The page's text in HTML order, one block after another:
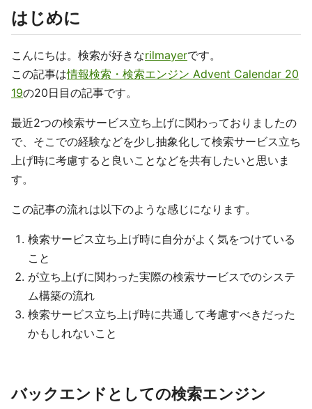
はじめに
こんにちは。検索が好きなrilmayerです。
この記事は情報検索・検索エンジン Advent Calendar 20
19の20日目の記事です。
最近2つの検索サービス立ち上げに関わっておりましたの
で、そこでの経験などを少し抽象化して検索サービス立ち
上げ時に考慮すると良いことなどを共有したいと思いま
す。
この記事の流れは以下のような感じになります。
検索サービス立ち上げ時に自分がよく気をつけている
こと
が立ち上げに関わった実際の検索サービスでのシステ
ム構築の流れ
検索サービス立ち上げ時に共通して考慮すべきだった
かもしれないこと
バックエンドとしての検索エンジン